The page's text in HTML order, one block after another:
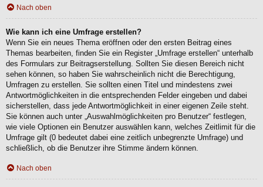
Nach oben
Wie kann ich eine Umfrage erstellen?
Wenn Sie ein neues Thema eröffnen oder den ersten Beitrag eines
Themas bearbeiten, finden Sie ein Register „Umfrage erstellen“ unterhalb
des Formulars zur Beitragserstellung. Sollten Sie diesen Bereich nicht
sehen können, so haben Sie wahrscheinlich nicht die Berechtigung,
Umfragen zu erstellen. Sie sollten einen Titel und mindestens zwei
Antwortmöglichkeiten in die entsprechenden Felder eingeben und dabei
sicherstellen, dass jede Antwortmöglichkeit in einer eigenen Zeile steht.
Sie können auch unter „Auswahlmöglichkeiten pro Benutzer“ festlegen,
wie viele Optionen ein Benutzer auswählen kann, welches Zeitlimit für die
Umfrage gilt (0 bedeutet dabei eine zeitlich unbegrenzte Umfrage) und
schließlich, ob die Benutzer ihre Stimme ändern können.
Nach oben